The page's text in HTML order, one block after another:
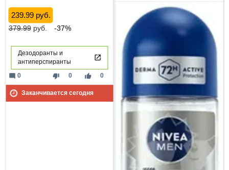
239.99 руб.
379.99руб. -37%
Дезодоранты и
антиперспиранты
thumb_down 0 thumb_up 0
mode_comment 0
Заканчивается сегодня